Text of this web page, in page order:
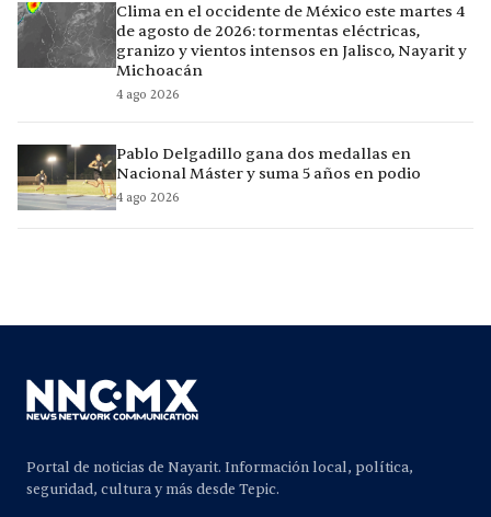
Clima en el occidente de México este martes 4
de agosto de 2026: tormentas eléctricas,
granizo y vientos intensos en Jalisco, Nayarit y
Michoacán
4 ago 2026
Pablo Delgadillo gana dos medallas en
Nacional Máster y suma 5 años en podio
4 ago 2026
Portal de noticias de Nayarit. Información local, política,
seguridad, cultura y más desde Tepic.